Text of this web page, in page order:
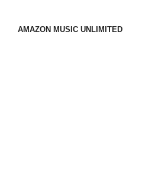
用
AMAZON MUSIC UNLIMITED